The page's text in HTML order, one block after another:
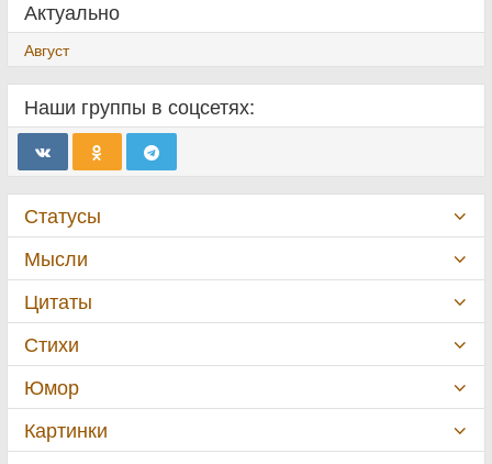
Актуально
Август
Наши группы в соцсетях:
Статусы
Мысли
Цитаты
Стихи
Юмор
Картинки